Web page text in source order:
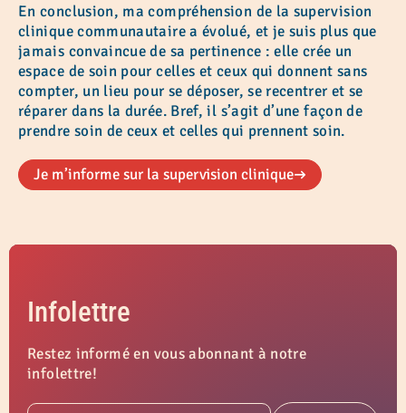
En conclusion, ma compréhension de la supervision
clinique communautaire a évolué, et je suis plus que
jamais convaincue de sa pertinence : elle crée un
espace de soin pour celles et ceux qui donnent sans
compter, un lieu pour se déposer, se recentrer et se
réparer dans la durée. Bref, il s’agit d’une façon de
prendre soin de ceux et celles qui prennent soin.
Je m’informe sur la supervision clinique
Infolettre
Restez informé en vous abonnant à notre
infolettre!